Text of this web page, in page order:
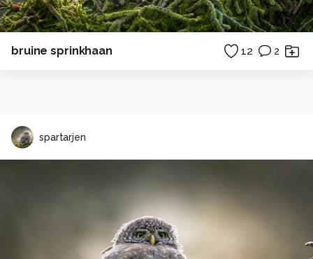
bruine sprinkhaan 12 2
spartarjen